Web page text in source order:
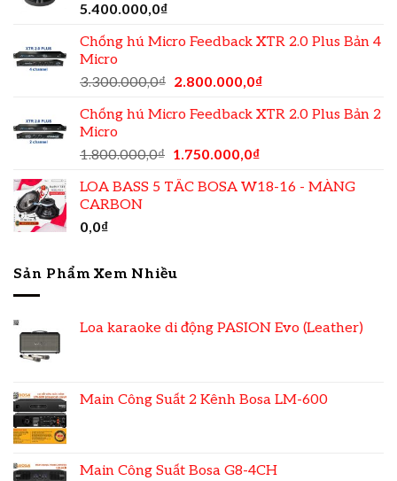
5.400.000,0₫
Chống hú Micro Feedback XTR 2.0 Plus Bản 4
Micro
3.300.000,0₫ 2.800.000,0₫
Chống hú Micro Feedback XTR 2.0 Plus Bản 2
Micro
1.800.000,0₫ 1.750.000,0₫
LOA BASS 5 TẤC BOSA W18-16 - MÀNG
CARBON
0,0₫
Sản Phẩm Xem Nhiều
Loa karaoke di động PASION Evo (Leather)
Main Công Suất 2 Kênh Bosa LM-600
Main Công Suất Bosa G8-4CH